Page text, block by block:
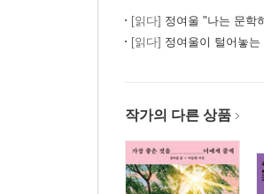
윤석열에게 헌법을, 대한민
─ 비상계엄 선포와 국회 진
─ 야5당 비상시국대회 2024
─ 윤석열 탄핵·정치검찰
4부 가장 뜨거운 파란 불꽃
[읽다] 정여울 "나는 문학
[읽다] 정여울이 털어놓
작가의 다른 상품